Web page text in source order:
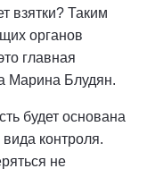
взятки? Таким
органов
главная
Марина Блудян.
будет основана
контроля.
не